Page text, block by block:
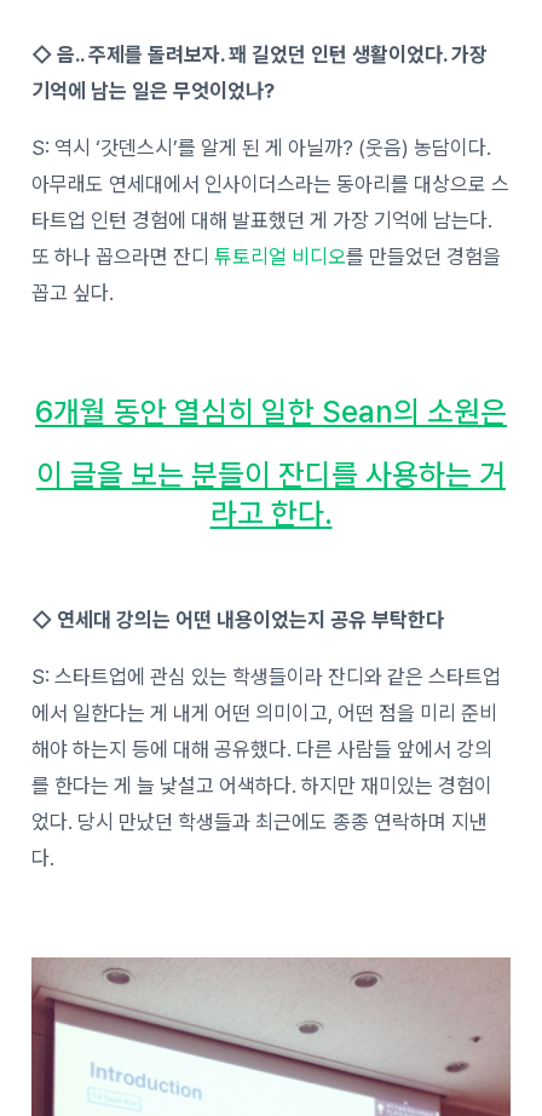
◇ 음.. 주제를 돌려보자. 꽤 길었던 인턴 생활이었다. 가장
기억에 남는 일은 무엇이었나?
S: 역시 ‘갓덴스시’를 알게 된 게 아닐까? (웃음) 농담이다.
아무래도 연세대에서 인사이더스라는 동아리를 대상으로 스
타트업 인턴 경험에 대해 발표했던 게 가장 기억에 남는다.
또 하나 꼽으라면 잔디튜토리얼 비디오를 만들었던 경험을
꼽고 싶다.
6개월 동안 열심히 일한 Sean의 소원은
이 글을 보는 분들이 잔디를 사용하는 거
라고 한다.
◇ 연세대 강의는 어떤 내용이었는지 공유 부탁한다
S: 스타트업에 관심 있는 학생들이라 잔디와 같은 스타트업
에서 일한다는 게 내게 어떤 의미이고, 어떤 점을 미리 준비
해야 하는지 등에 대해 공유했다. 다른 사람들 앞에서 강의
를 한다는 게 늘 낯설고 어색하다. 하지만 재미있는 경험이
었다. 당시 만났던 학생들과 최근에도 종종 연락하며 지낸
다.